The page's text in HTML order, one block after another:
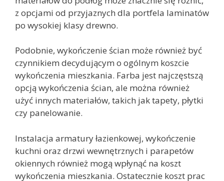
z opcjami od przyjaznych dla portfela laminatów
po wysokiej klasy drewno.
Podobnie, wykończenie ścian może również być
czynnikiem decydującym o ogólnym koszcie
wykończenia mieszkania. Farba jest najczęstszą
opcją wykończenia ścian, ale można również
użyć innych materiałów, takich jak tapety, płytki
czy panelowanie.
Instalacja armatury łazienkowej, wykończenie
kuchni oraz drzwi wewnętrznych i parapetów
okiennych również mogą wpłynąć na koszt
wykończenia mieszkania. Ostatecznie koszt prac